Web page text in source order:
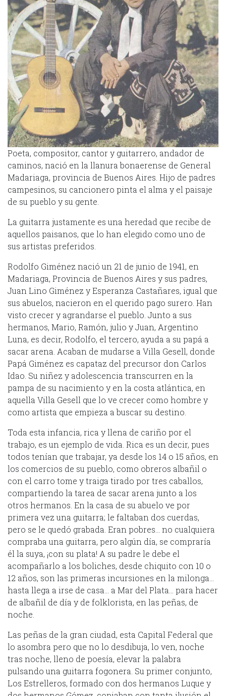
Poeta, compositor, cantor y guitarrero, andador de
caminos, nació en la llanura bonaerense de General
Madariaga, provincia de Buenos Aires. Hijo de padres
campesinos, su cancionero pinta el alma y el paisaje
de su pueblo y su gente.
La guitarra justamente es una heredad que recibe de
aquellos paisanos, que lo han elegido como uno de
sus artistas preferidos.
Rodolfo Giménez nació un 21 de junio de 1941, en
Madariaga, Provincia de Buenos Aires y sus padres,
Juan Lino Giménez y Esperanza Castañares, igual que
sus abuelos, nacieron en el querido pago surero. Han
visto crecer y agrandarse el pueblo. Junto a sus
hermanos, Mario, Ramón, julio y Juan, Argentino
Luna, es decir, Rodolfo, el tercero, ayuda a su papá a
sacar arena. Acaban de mudarse a Villa Gesell, donde
Papá Giménez es capataz del precursor don Carlos
Idao. Su niñez y adolescencia transcurren en la
pampa de su nacimiento y en la costa atlántica, en
aquella Villa Gesell que lo ve crecer como hombre y
como artista que empieza a buscar su destino.
Toda esta infancia, rica y llena de cariño por el
trabajo, es un ejemplo de vida. Rica es un decir, pues
todos tenían que trabajar, ya desde los 14 o 15 años, en
los comercios de su pueblo, como obreros albañil o
con el carro tome y traiga tirado por tres caballos,
compartiendo la tarea de sacar arena junto a los
otros hermanos. En la casa de su abuelo ve por
primera vez una guitarra; le faltaban dos cuerdas,
pero se le quedó grabada. Eran pobres… no cualquiera
compraba una guitarra, pero algún día, se compraría
él la suya, ¡con su plata! A su padre le debe el
acompañarlo a los boliches, desde chiquito con 10 o
12 años, son las primeras incursiones en la milonga…
hasta llega a irse de casa… a Mar del Plata… para hacer
de albañil de día y de folklorista, en las peñas, de
noche.
Las peñas de la gran ciudad, esta Capital Federal que
lo asombra pero que no lo desdibuja, lo ven, noche
tras noche, lleno de poesía, elevar la palabra
pulsando una guitarra fogonera. Su primer conjunto,
Los Estrelleros, formado con dos hermanos Luque y